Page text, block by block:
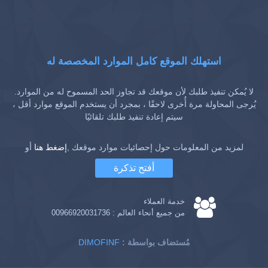
استهلك الموقع كامل الموارد المخصصة له
لا يُمكن تنفيذ طلبك لأن موقعك قد تجاوز الحد المسموح له من الموارد.
يُرجى المحاولة مرة أُخرى لاحقًا ، بمجرد أن يستخدم الموقع موارد أقل ،
سيتم إعادة تنفيذ طلبك تلقائيًا
لمزيد من المعلومات حول إحصائيات موارد موقعك ,إضغط هنا أو
أفتح تذكرة
خدمة العملاء
من جميع أنحاء العالم : 00966920031736
DIMOFINF : مُستضاف بواسطة